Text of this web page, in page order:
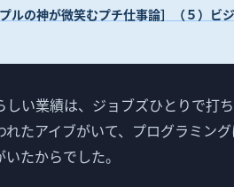
ルの神が微笑むプチ仕事論］（５）ビ
しい業績は、ジョブズひとりで打
れたアイブがいて、プログラミン
たからでした。